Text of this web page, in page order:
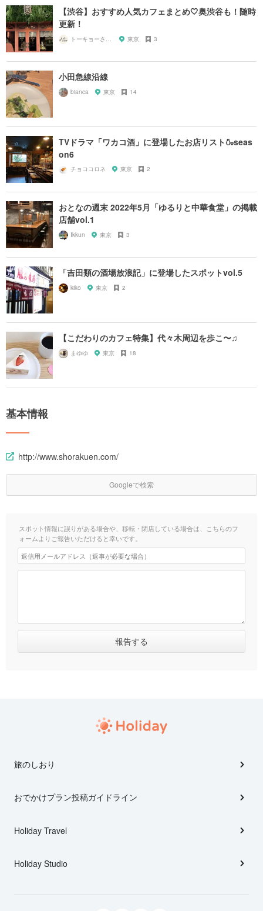
【渋谷】おすすめ人気カフェまとめ🤍奥渋谷も！随時
更新！
東京 3
小田急線沿線
bianca 東京 14
TVドラマ「ワカコ酒」に登場したお店リスト🍶seas
on6
チョココロネ 東京 2
おとなの週末 2022年5月「ゆるりと中華食堂」の掲載
店舗vol.1
Ikkun 東京 3
「吉田類の酒場放浪記」に登場したスポットvol.5
kiko 東京 2
【こだわりのカフェ特集】代々木周辺を歩こ〜♫
まゆゆ 東京 18
基本情報
http://www.shorakuen.com/
Googleで検索
スポット情報に誤りがある場合や、移転・閉店している場合は、こちらのフ
ォームよりご報告いただけると幸いです。
旅のしおり
おでかけプラン投稿ガイドライン
Holiday Travel
Holiday Studio